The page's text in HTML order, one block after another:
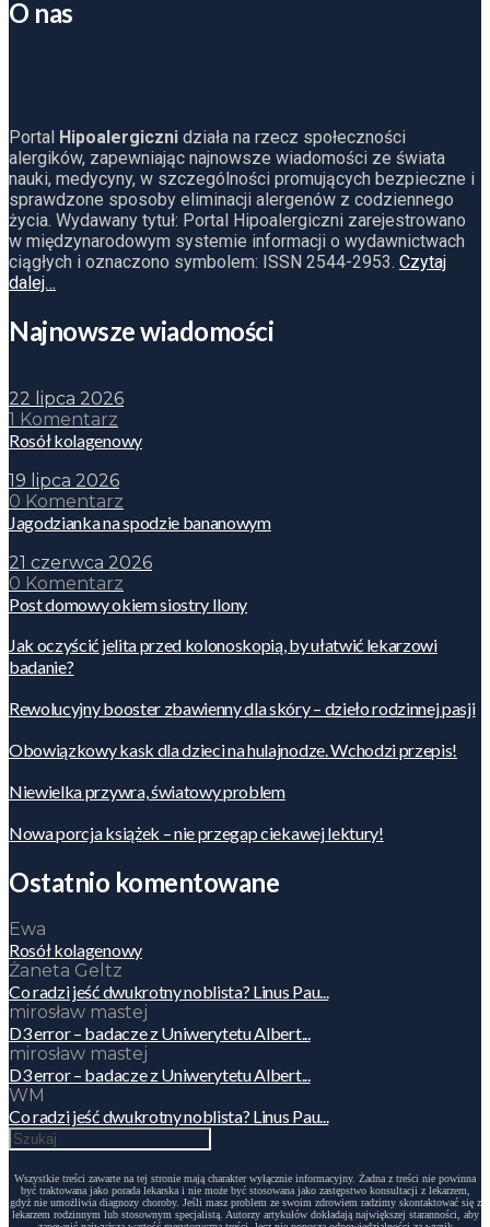
O nas
Portal Hipoalergiczni działa na rzecz społeczności
alergików, zapewniając najnowsze wiadomości ze świata
nauki, medycyny, w szczególności promujących bezpieczne i
sprawdzone sposoby eliminacji alergenów z codziennego
życia. Wydawany tytuł: Portal Hipoalergiczni zarejestrowano
w międzynarodowym systemie informacji o wydawnictwach
ciągłych i oznaczono symbolem: ISSN 2544-2953. Czytaj
dalej…
Najnowsze wiadomości
22 lipca 2026
1 Komentarz
Rosół kolagenowy
19 lipca 2026
0 Komentarz
Jagodzianka na spodzie bananowym
21 czerwca 2026
0 Komentarz
Post domowy okiem siostry Ilony
Jak oczyścić jelita przed kolonoskopią, by ułatwić lekarzowi
badanie?
Rewolucyjny booster zbawienny dla skóry – dzieło rodzinnej pasji
Obowiązkowy kask dla dzieci na hulajnodze. Wchodzi przepis!
Niewielka przywra, światowy problem
Nowa porcja książek – nie przegap ciekawej lektury!
Ostatnio komentowane
Ewa
Rosół kolagenowy
Żaneta Geltz
Co radzi jeść dwukrotny noblista? Linus Pau...
mirosław mastej
D3 error – badacze z Uniwerytetu Albert...
mirosław mastej
D3 error – badacze z Uniwerytetu Albert...
WM
Co radzi jeść dwukrotny noblista? Linus Pau...
Wszystkie treści zawarte na tej stronie mają charakter wyłącznie informacyjny. Żadna z treści nie powinna
być traktowana jako porada lekarska i nie może być stosowana jako zastępstwo konsultacji z lekarzem,
gdyż nie umożliwia diagnozy choroby. Jeśli masz problem ze swoim zdrowiem radzimy skontaktować się z
lekarzem rodzinnym lub stosownym specjalistą. Autorzy artykułów dokładają największej staranności, aby